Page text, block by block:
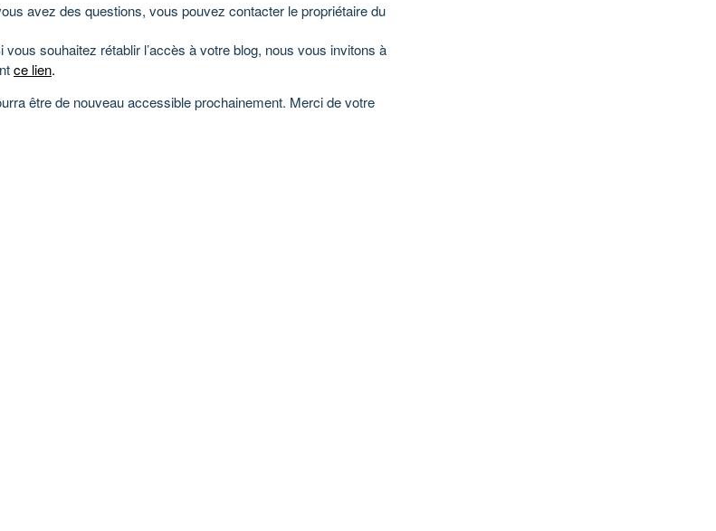
avez des questions, vous pouvez contacter le propriétaire du
vous souhaitez rétablir l’accès à votre blog, nous vous invitons à
ce lien.
être de nouveau accessible prochainement. Merci de votre